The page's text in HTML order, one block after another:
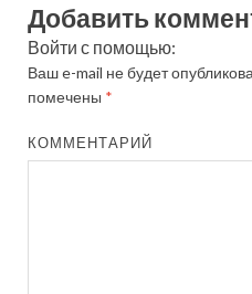
Добавить
Войти с помощью:
Ваш e-mail не будет
помечены *
КОММЕНТАРИЙ